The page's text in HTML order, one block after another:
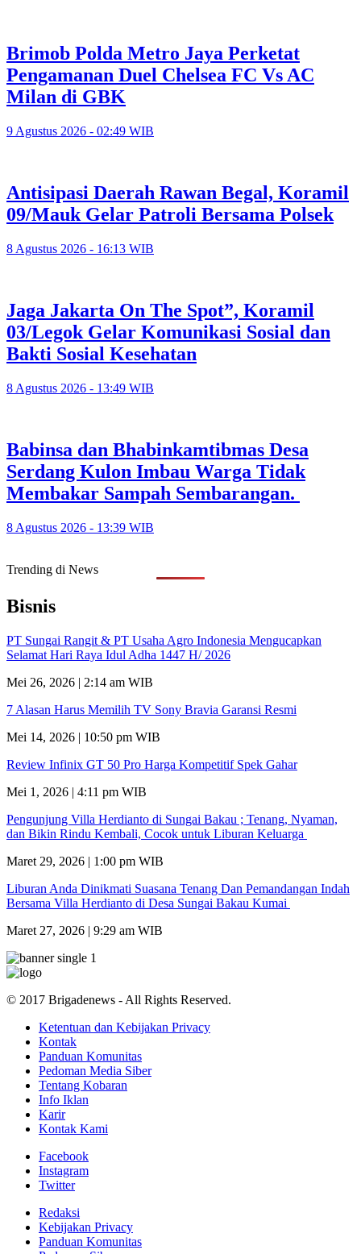
Brimob Polda Metro Jaya Perketat
Pengamanan Duel Chelsea FC Vs AC
Milan di GBK
9 Agustus 2026 - 02:49 WIB
Antisipasi Daerah Rawan Begal, Koramil
09/Mauk Gelar Patroli Bersama Polsek
8 Agustus 2026 - 16:13 WIB
Jaga Jakarta On The Spot”, Koramil
03/Legok Gelar Komunikasi Sosial dan
Bakti Sosial Kesehatan
8 Agustus 2026 - 13:49 WIB
Babinsa dan Bhabinkamtibmas Desa
Serdang Kulon Imbau Warga Tidak
Membakar Sampah Sembarangan.
8 Agustus 2026 - 13:39 WIB
Trending di News
Bisnis
PT Sungai Rangit & PT Usaha Agro Indonesia Mengucapkan
Selamat Hari Raya Idul Adha 1447 H/ 2026
Mei 26, 2026 | 2:14 am WIB
7 Alasan Harus Memilih TV Sony Bravia Garansi Resmi
Mei 14, 2026 | 10:50 pm WIB
Review Infinix GT 50 Pro Harga Kompetitif Spek Gahar
Mei 1, 2026 | 4:11 pm WIB
Pengunjung Villa Herdianto di Sungai Bakau ; Tenang, Nyaman,
dan Bikin Rindu Kembali, Cocok untuk Liburan Keluarga
Maret 29, 2026 | 1:00 pm WIB
Liburan Anda Dinikmati Suasana Tenang Dan Pemandangan Indah
Bersama Villa Herdianto di Desa Sungai Bakau Kumai
Maret 27, 2026 | 9:29 am WIB
© 2017 Brigadenews - All Rights Reserved.
Ketentuan dan Kebijakan Privacy
Kontak
Panduan Komunitas
Pedoman Media Siber
Tentang Kobaran
Info Iklan
Karir
Kontak Kami
Facebook
Instagram
Twitter
Redaksi
Kebijakan Privacy
Panduan Komunitas